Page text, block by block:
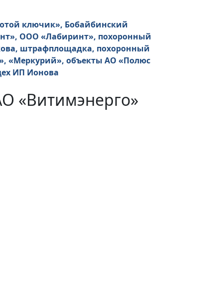
ключик», Бобайбинский
ООО «Лабиринт», похоронный
штрафплощадка, похоронный
«Меркурий», объекты АО «Полюс
ИП Ионова
«Витимэнерго»